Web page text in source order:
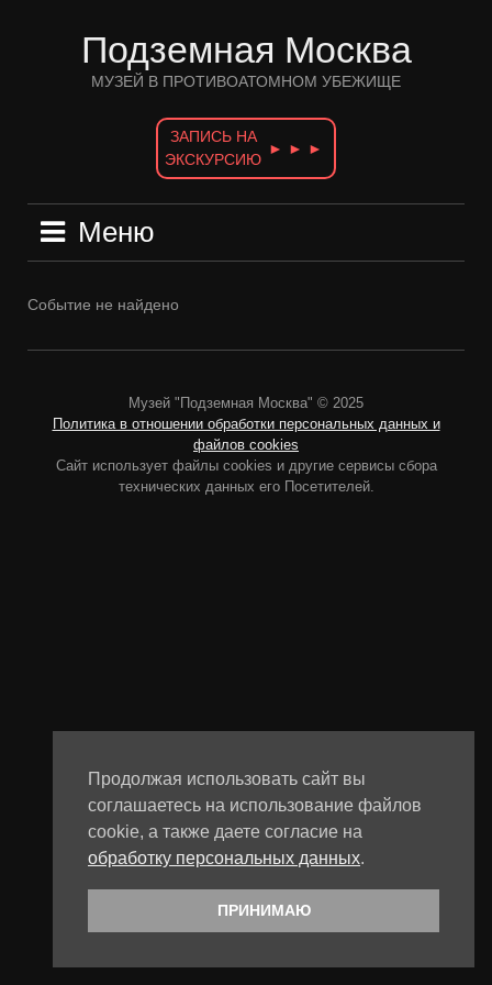
Подземная Москва
МУЗЕЙ В ПРОТИВОАТОМНОМ УБЕЖИЩЕ
ЗАПИСЬ НА
ЭКСКУРСИЮ
► ► ►
Меню
Событие не найдено
Музей "Подземная Москва" © 2025
Политика в отношении обработки персональных данных и
файлов cookies
Сайт использует файлы cookies и другие сервисы сбора
технических данных его Посетителей.
Продолжая использовать сайт вы
соглашаетесь на использование файлов
cookie, а также даете согласие на
обработку персональных данных.
ПРИНИМАЮ